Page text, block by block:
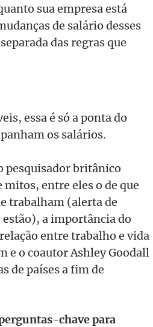
sua empresa está
de salário desses
das regras que
essa é só a ponta do
os salários.
pesquisador britânico
entre eles o de que
trabalham (alerta de
a importância do
entre trabalho e vida
e o coautor Ashley Goodall
de países a fim de
chave para